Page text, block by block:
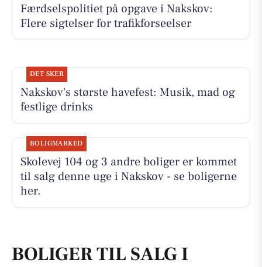
Færdselspolitiet på opgave i Nakskov:
Flere sigtelser for trafikforseelser
DET SKER
Nakskov's største havefest: Musik, mad og
festlige drinks
BOLIGMARKED
Skolevej 104 og 3 andre boliger er kommet
til salg denne uge i Nakskov - se boligerne
her.
BOLIGER TIL SALG I